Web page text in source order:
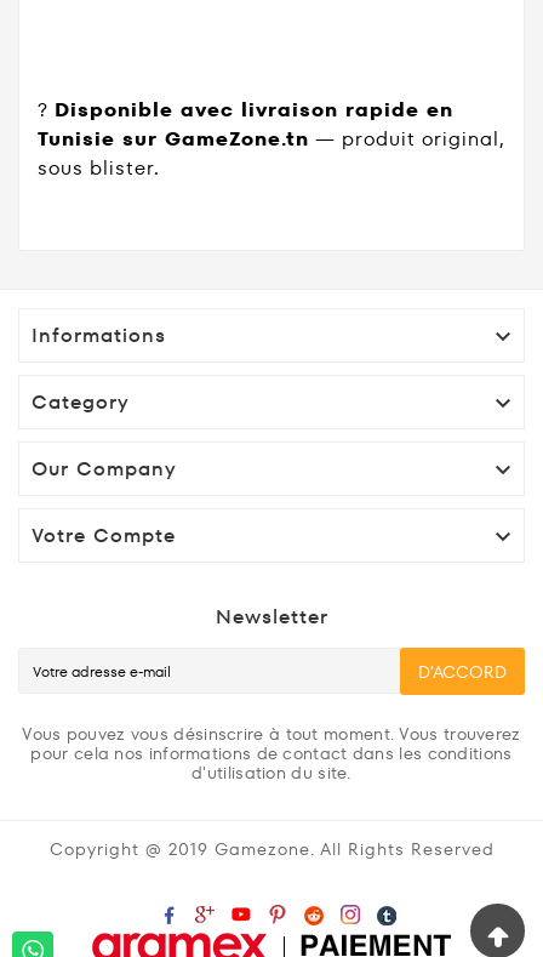
? Disponible avec livraison rapide en
Tunisie sur GameZone.tn — produit original,
sous blister.
Informations 
Category 
Our Company 
Votre Compte 
Newsletter
D'ACCORD
Vous pouvez vous désinscrire à tout moment. Vous trouverez
pour cela nos informations de contact dans les conditions
d'utilisation du site.
Copyright @ 2019 Gamezone. All Rights Reserved